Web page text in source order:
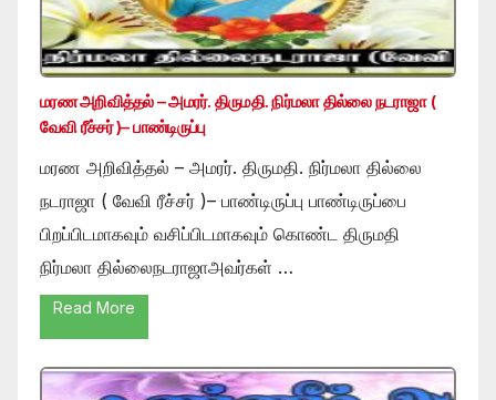
மரண அறிவித்தல் – அமரர். திருமதி. நிர்மலா தில்லை நடராஜா (
வேவி ரீச்சர் )– பாண்டிருப்பு
மரண அறிவித்தல் – அமரர். திருமதி. நிர்மலா தில்லை
நடராஜா ( வேவி ரீச்சர் )– பாண்டிருப்பு பாண்டிருப்பை
பிறப்பிடமாகவும் வசிப்பிடமாகவும் கொண்ட திருமதி
நிர்மலா தில்லைநடராஜாஅவர்கள் …
Read More